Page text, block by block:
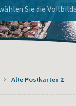
Alte Postkarten 2